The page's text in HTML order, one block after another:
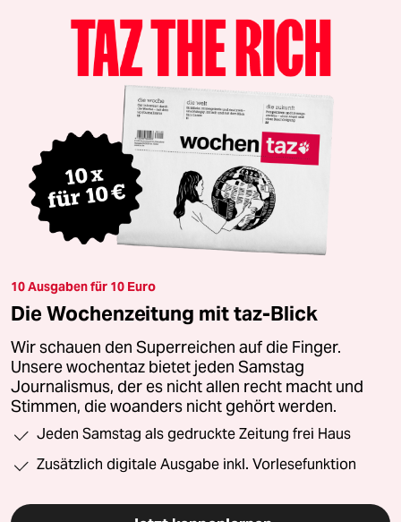
10 Ausgaben für 10 Euro
Die Wochenzeitung mit taz-Blick
Wir schauen den Superreichen auf die Finger.
Unsere wochentaz bietet jeden Samstag
Journalismus, der es nicht allen recht macht und
Stimmen, die woanders nicht gehört werden.
Jeden Samstag als gedruckte Zeitung frei Haus
Zusätzlich digitale Ausgabe inkl. Vorlesefunktion